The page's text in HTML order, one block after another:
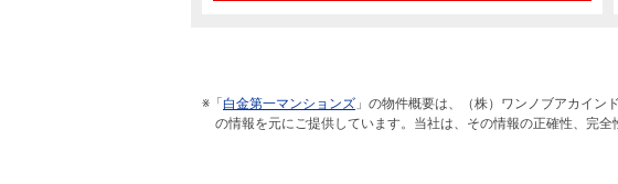
※「 白金第一マンションズ 」の物件概要は、（株）ワンノブアカイン
の情報を元にご提供しています。当社は、その情報の正確性、完全